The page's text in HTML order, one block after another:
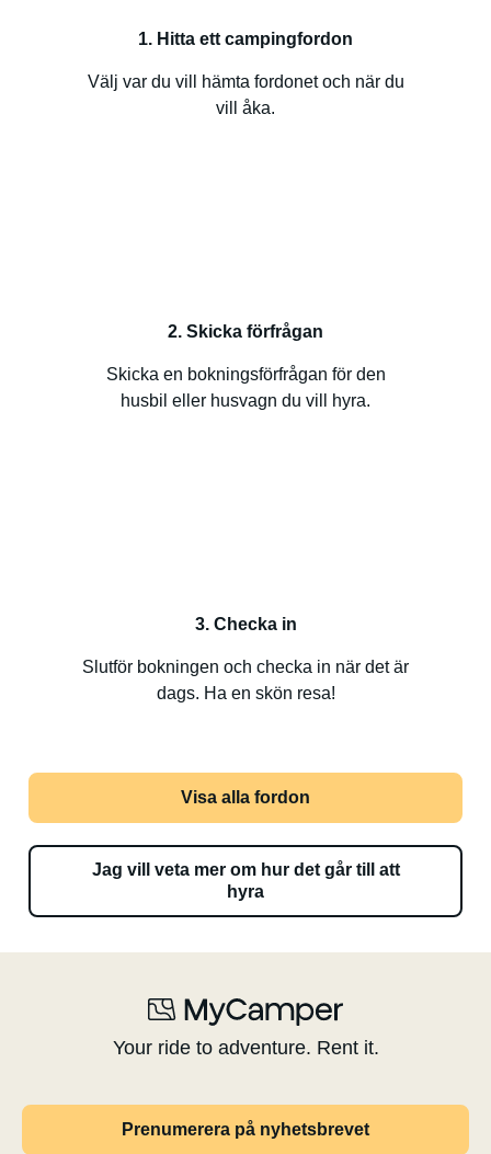
1. Hitta ett campingfordon
Välj var du vill hämta fordonet och när du
vill åka.
2. Skicka förfrågan
Skicka en bokningsförfrågan för den
husbil eller husvagn du vill hyra.
3. Checka in
Slutför bokningen och checka in när det är
dags. Ha en skön resa!
Visa alla fordon
Jag vill veta mer om hur det går till att
hyra
Your ride to adventure. Rent it.
Prenumerera på nyhetsbrevet